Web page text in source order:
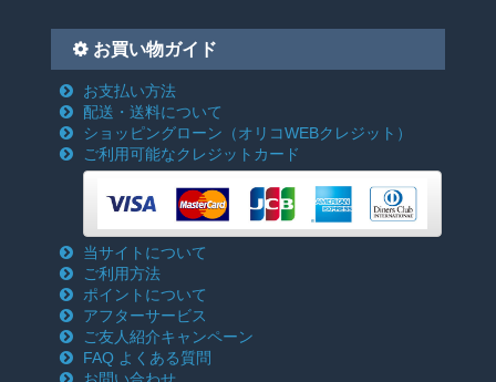
お買い物ガイド
お支払い方法
配送・送料について
ショッピングローン （オリコWEBクレジット）
ご利用可能なクレジットカード
当サイトについて
ご利用方法
ポイントについて
アフターサービス
ご友人紹介キャンペーン
FAQ よくある質問